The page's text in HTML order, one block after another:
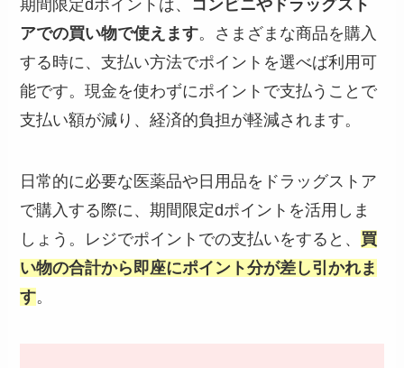
期間限定dポイントは、 コンビニやドラッグスト
アでの買い物で使えます。さまざまな商品を購入
する時に、支払い方法でポイントを選べば利用可
能です。現金を使わずにポイントで支払うことで
支払い額が減り、経済的負担が軽減されます。
日常的に必要な医薬品や日用品をドラッグストア
で購入する際に、期間限定dポイントを活用しま
しょう。レジでポイントでの支払いをすると、 買
い物の合計から即座にポイント分が差し引かれま
す。